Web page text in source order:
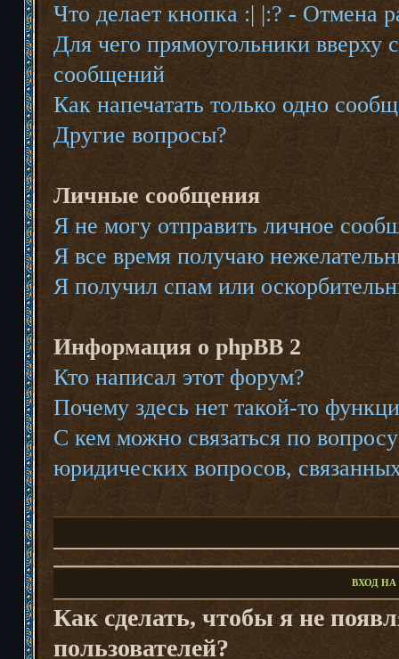
Что делает кнопка :| |:? - Отмена
Для чего прямоугольники вверху
сообщений
Как напечатать только одно
Другие вопросы?
Личные сообщения
Я не могу отправить личное
Я все время получаю
Я получил спам или
Информация о phpBB 2
Кто написал этот форум?
Почему здесь нет такой-то
С кем можно связаться по
юридических вопросов,
ВХОД
Как сделать, чтобы я не
пользователей?